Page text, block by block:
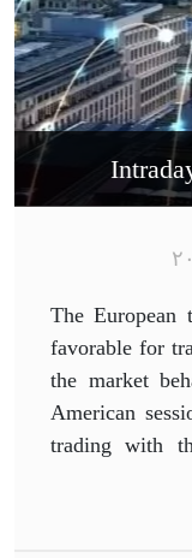
The European
favorable for
the market
American
trading with